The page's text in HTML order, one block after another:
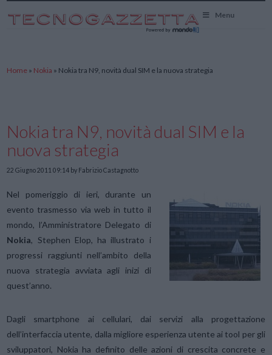
Menu
Home » Nokia » Nokia tra N9, novità dual SIM e la nuova strategia
Nokia tra N9, novità dual SIM e la
nuova strategia
22 Giugno 2011 09:14 by Fabrizio Castagnotto
Nel pomeriggio di ieri, durante un
evento trasmesso via web in tutto il
mondo, l’Amministratore Delegato di
Nokia, Stephen Elop, ha illustrato i
progressi raggiunti nell’ambito della
nuova strategia avviata agli inizi di
quest’anno.
Dagli smartphone ai cellulari, dai servizi alla progettazione
dell’interfaccia utente, dalla migliore esperienza utente ai tool per gli
sviluppatori, Nokia ha definito delle azioni di crescita concrete e